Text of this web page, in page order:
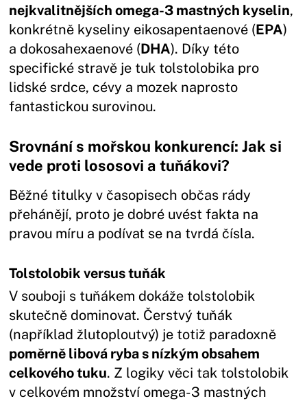
nejkvalitnějších omega-3 mastných kyselin,
konkrétně kyseliny eikosapentaenové (EPA)
a dokosahexaenové (DHA). Díky této
specifické stravě je tuk tolstolobika pro
lidské srdce, cévy a mozek naprosto
fantastickou surovinou.
Srovnání s mořskou konkurencí: Jak si
vede proti lososovi a tuňákovi?
Běžné titulky v časopisech občas rády
přehánějí, proto je dobré uvést fakta na
pravou míru a podívat se na tvrdá čísla.
Tolstolobik versus tuňák
V souboji s tuňákem dokáže tolstolobik
skutečně dominovat. Čerstvý tuňák
(například žlutoploutvý) je totiž paradoxně
poměrně libová ryba s nízkým obsahem
celkového tuku. Z logiky věci tak tolstolobik
v celkovém množství omega-3 mastných